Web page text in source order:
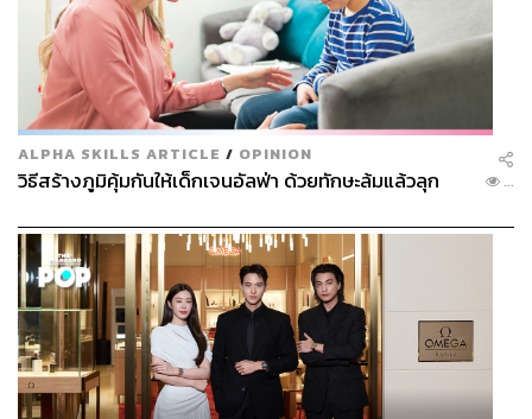
ALPHA SKILLS ARTICLE / OPINION
วิธีสร้างภูมิคุ้มกันให้เด็กเจนอัลฟ่า ด้วยทักษะล้มแล้วลุก ...